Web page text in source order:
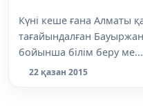
Күні кеше ғана Алматы
тағайындалған
бойынша білім беру ме...
22 қазан 2015